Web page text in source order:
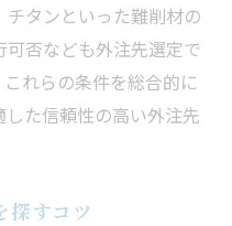
の見つけ方
で重視する点
金属加工業者の特徴
しないための工夫
タンといった難削材の
否なども外注先選定で
れらの条件を総合的に
た信頼性の高い外注先
探すコツ